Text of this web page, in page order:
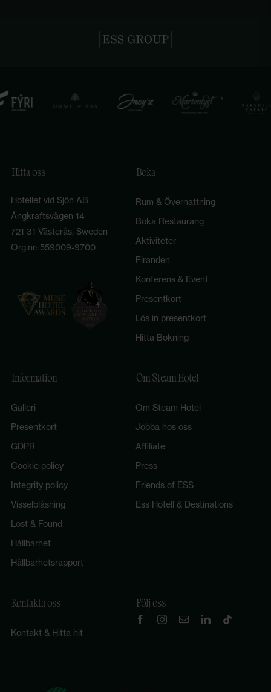
Hitta oss
Hotellet vid Sjön AB
Ångkraftsvägen 14
721 31 Västerås, Sweden
Org.nr: 559009-9700
Boka
Rum & Övernattning
Boka Restaurang
Aktiviteter
Firanden
Konferens & Event
Presentkort
Lös in presentkort
Hitta Bokning
Om Steam Hotel
Om Steam Hotel
Jobba hos oss
Affiliate
Press
Friends of ESS
Ess Hotell & Destinations
Information
Galleri
Presentkort
GDPR
Cookie policy
Integrity policy
Visselblåsning
Lost & Found
Hållbarhet
Hållbarhetsrapport
Kontakta oss
Kontakt & Hitta hit
Följ oss